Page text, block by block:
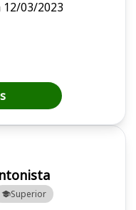
Superior
12/03/2023